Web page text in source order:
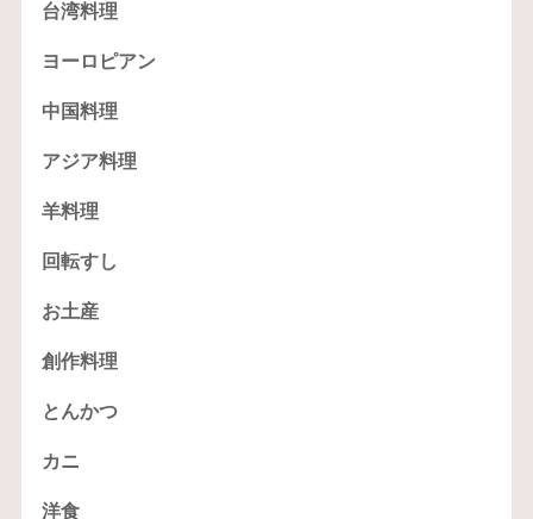
台湾料理
ヨーロピアン
中国料理
アジア料理
羊料理
回転すし
お土産
創作料理
とんかつ
カニ
洋食